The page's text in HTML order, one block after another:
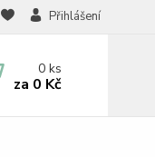
Přihlášení
0ks
za 0 Kč